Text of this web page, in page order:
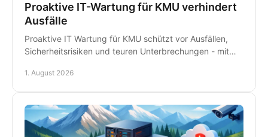
Proaktive IT-Wartung für KMU verhindert
Ausfälle
Proaktive IT Wartung für KMU schützt vor Ausfällen,
Sicherheitsrisiken und teuren Unterbrechungen - mit
1. August 2026